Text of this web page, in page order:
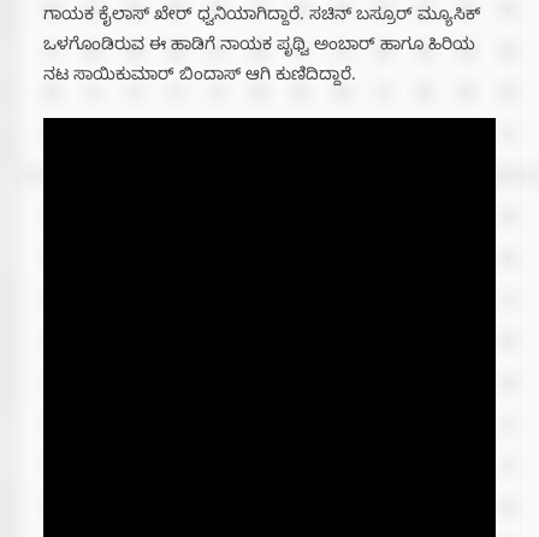
ಗಾಯಕ ಕೈಲಾಸ್ ಖೇರ್ ಧ್ವನಿಯಾಗಿದ್ದಾರೆ. ಸಚಿನ್ ಬಸ್ರೂರ್ ಮ್ಯೂಸಿಕ್
ಒಳಗೊಂಡಿರುವ ಈ ಹಾಡಿಗೆ ನಾಯಕ ಪೃಥ್ವಿ ಅಂಬಾರ್ ಹಾಗೂ ಹಿರಿಯ
ನಟ ಸಾಯಿಕುಮಾರ್ ಬಿಂದಾಸ್ ಆಗಿ ಕುಣಿದಿದ್ದಾರೆ.